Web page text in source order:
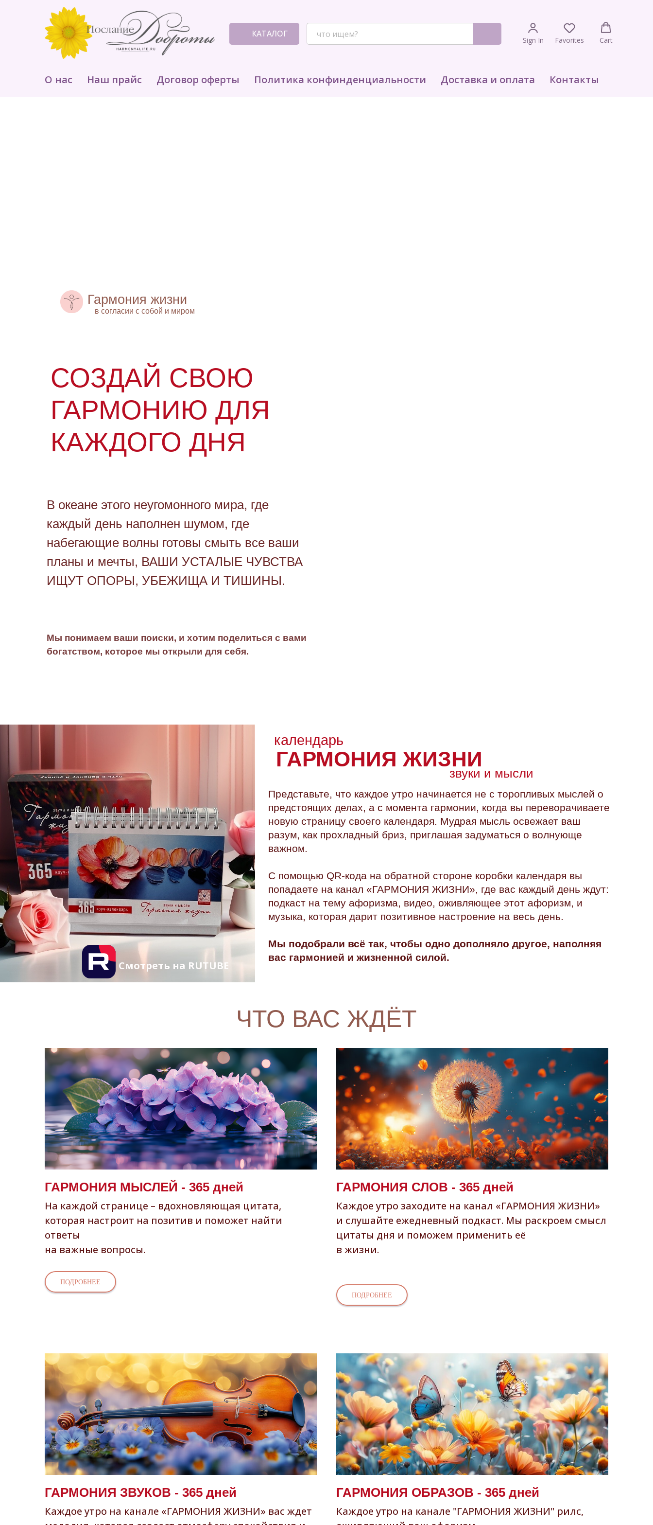
КАТАЛОГ
Sign In Favorites Cart
О нас Наш прайс Договор оферты Политика конфинденциальности Доставка и оплата Контакты
В океане этого неугомонного мира, где
каждый день наполнен шумом, где
набегающие волны готовы смыть все ваши
планы и мечты, ВАШИ УСТАЛЫЕ ЧУВСТВА
ИЩУТ ОПОРЫ, УБЕЖИЩА И ТИШИНЫ.
СОЗДАЙ СВОЮ
ГАРМОНИЮ ДЛЯ
КАЖДОГО ДНЯ
Гармония жизни
в согласии с собой и миром
Мы понимаем ваши поиски, и хотим поделиться с вами
богатством, которое мы открыли для себя.
Представьте, что каждое утро начинается не с торопливых мыслей о
предстоящих делах, а с момента гармонии, когда вы переворачиваете
новую страницу своего календаря. Мудрая мысль освежает ваш
разум, как прохладный бриз, приглашая задуматься о волнующе
важном.
С помощью QR-кода на обратной стороне коробки календаря вы
попадаете на канал «ГАРМОНИЯ ЖИЗНИ», где вас каждый день ждут:
подкаст на тему афоризма, видео, оживляющее этот афоризм, и
музыка, которая дарит позитивное настроение на весь день.
Мы подобрали всё так, чтобы одно дополняло другое, наполняя
вас гармонией и жизненной силой.
календарь
ГАРМОНИЯ ЖИЗНИ
звуки и мысли
Смотреть на RUTUBE
ЧТО ВАС ЖДЁТ
ГАРМОНИЯ МЫСЛЕЙ - 365 дней
На каждой странице – вдохновляющая цитата,
которая настроит на позитив и поможет найти
ответы
на важные вопросы.
ПОДРОБНЕЕ
ГАРМОНИЯ СЛОВ - 365 дней
Каждое утро заходите на канал «ГАРМОНИЯ ЖИЗНИ»
и слушайте ежедневный подкаст. Мы раскроем смысл
цитаты дня и поможем применить её
в жизни.
ПОДРОБНЕЕ
ГАРМОНИЯ ЗВУКОВ - 365 дней
Каждое утро на канале «ГАРМОНИЯ ЖИЗНИ» вас ждет
ГАРМОНИЯ ОБРАЗОВ - 365 дней
Каждое утро на канале "ГАРМОНИЯ ЖИЗНИ" рилс,